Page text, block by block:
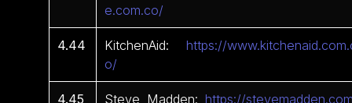
e.com.co/
4.44 KitchenAid:https://
o/
4.45 Steve Madden:https://